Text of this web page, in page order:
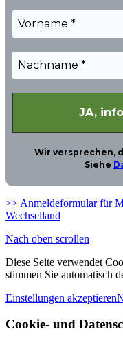
Wir versprechen,
Siehe
>> Anmeldeformular für
Wechselland
Nach oben scrollen
Diese Seite verwendet
stimmen Sie automatisch
Einstellungen akzeptieren
Cookie- und